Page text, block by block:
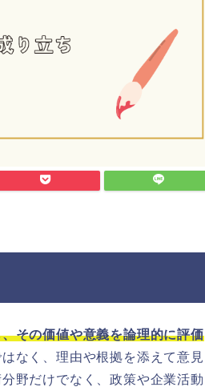
その価値や意義を論理的に評価
なく、理由や根拠を添えて意見
野だけでなく、政策や企業活動